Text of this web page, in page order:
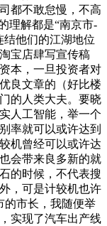
都不敢怠慢，不高
理解都是“南京市-
结他们的江湖地位
宝店肆写宣传稿
本，一旦投资者对
良文章的（好比楼
的人类大夫。要晓
人工智能，举一个
率就可以或许达到
机曾经可以或许达
会带来良多新的就
的时候，不代表搜
，可是计较机也许
的市长，我随便举
实现了汽车出产线